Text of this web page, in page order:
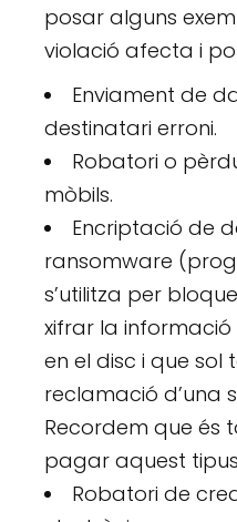
posar alguns
violació afecta i
Enviament de
destinatari erroni.
Robatori o
mòbils.
Encriptació de
ransomware
s’utilitza per
xifrar la
en el disc i que sol
reclamació d’una
Recordem que és
pagar aquest
Robatori de